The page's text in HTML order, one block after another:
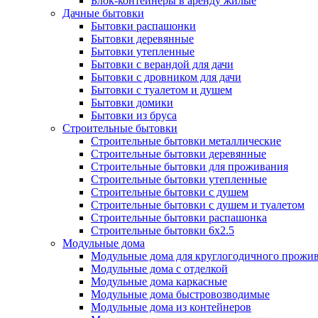
Дачные бытовки
Бытовки распашонки
Бытовки деревянные
Бытовки утепленные
Бытовки с верандой для дачи
Бытовки с дровником для дачи
Бытовки с туалетом и душем
Бытовки домики
Бытовки из бруса
Строительные бытовки
Строительные бытовки металлические
Строительные бытовки деревянные
Строительные бытовки для проживания
Строительные бытовки утепленные
Строительные бытовки с душем
Строительные бытовки с душем и туалетом
Строительные бытовки распашонка
Строительные бытовки 6x2.5
Модульные дома
Модульные дома для круглогодичного
Модульные дома с отделкой
Модульные дома каркасные
Модульные дома быстровозводимые
Модульные дома из контейнеров